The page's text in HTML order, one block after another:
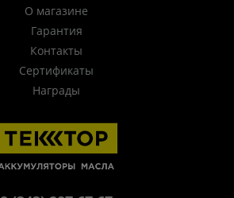
О магазине
Гарантия
Контакты
Сертификаты
Награды